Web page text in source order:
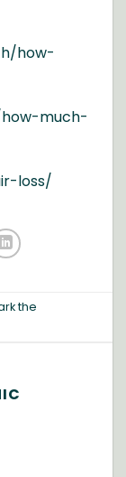
how-
much-
loss/
the